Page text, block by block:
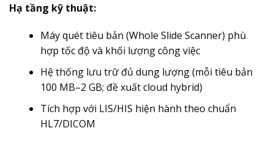
Hạ tầng kỹ thuật:
Máy quét tiêu bản (Whole Slide Scanner) phù
hợp tốc độ và khối lượng công việc
Hệ thống lưu trữ đủ dung lượng (mỗi tiêu bản
100 MB–2 GB; đề xuất cloud hybrid)
Tích hợp với LIS/HIS hiện hành theo chuẩn
HL7/DICOM